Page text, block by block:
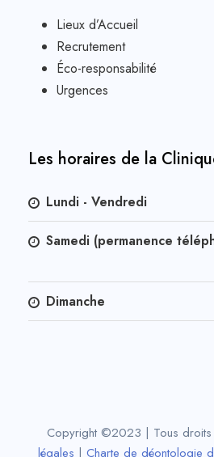
Lieux d’Accueil
Recrutement
Éco-responsabilité
Urgences
Les horaires de la
Lundi - Vendredi
Samedi (permanence
Dimanche
Copyright ©2023 | Tous droits
légales | Charte de déontologie